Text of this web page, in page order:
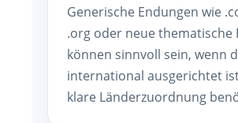
Generische Endungen wie
.org oder neue thematische
können sinnvoll sein, wenn
international ausgerichtet
klare Länderzuordnung